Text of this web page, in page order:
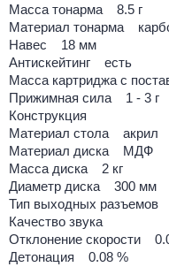
Масса тонарма 8.5 г
Материал тонарма
Навес 18 мм
Антискейтинг есть
Масса картриджа с
Прижимная сила 1 - 3 г
Конструкция
Материал стола акрил
Материал диска МДФ
Масса диска 2 кг
Диаметр диска 300 мм
Тип выходных разъемов
Качество звука
Отклонение скорости
Детонация 0.08 %